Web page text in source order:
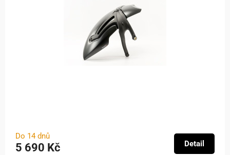
Do 14 dnů
5 690 Kč Detail